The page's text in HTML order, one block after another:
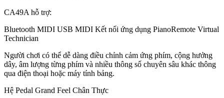
CA49A hỗ trợ:
Bluetooth MIDI USB MIDI Kết nối ứng dụng PianoRemote Virtual
Technician
Người chơi có thể dễ dàng điều chỉnh cảm ứng phím, cộng hưởng
dây, âm lượng từng phím và nhiều thông số chuyên sâu khác thông
qua điện thoại hoặc máy tính bảng.
Hệ Pedal Grand Feel Chân Thực